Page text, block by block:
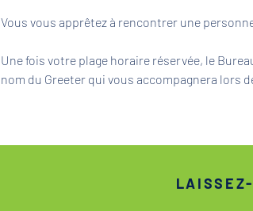
Vous vous apprêtez à rencontrer une
Une fois votre plage horaire réservée, le
nom du Greeter qui vous accompagnera lors